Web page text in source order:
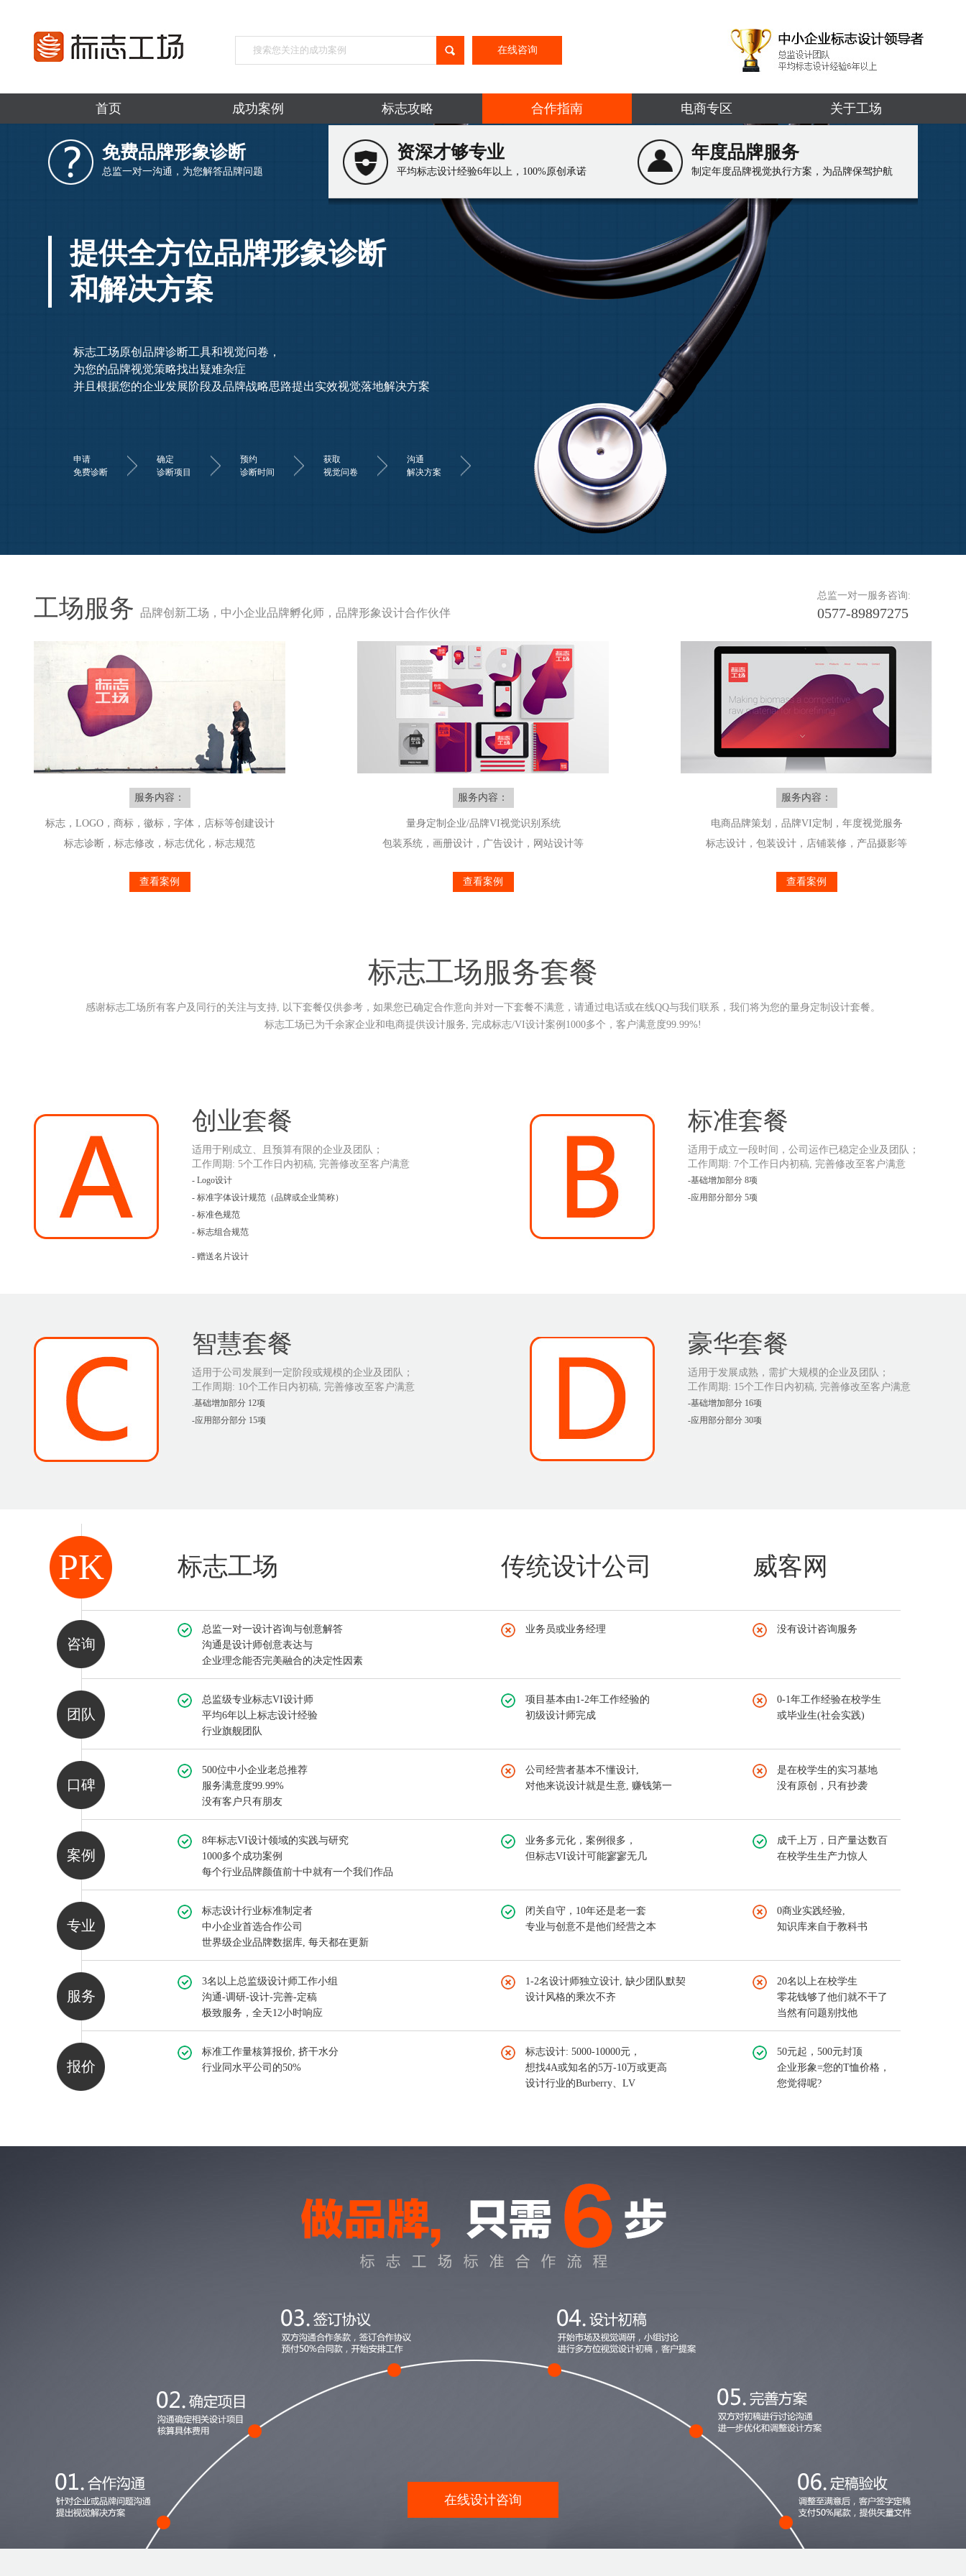
在线咨询
首页 成功案例 标志攻略 合作指南 电商专区 关于工场
免费品牌形象诊断
总监一对一沟通，为您解答品牌问题
资深才够专业
平均标志设计经验6年以上，100%原创承诺
年度品牌服务
制定年度品牌视觉执行方案，为品牌保驾护航
总监级设计团队
6年1000个原创成功案例
专业专注标志VI设计6年团队，只为企业品牌之路走出成功第一步
千位中小企业老总一致推荐，服务客户好评率99.99%
100%原创设计承诺，提案前必须工商注册审核
资深
才够专业
口碑
一致体检
案例
1000余个
承诺
100%原创
总监一对一服务咨询:
0577-89897275
工场服务 品牌创新工场，中小企业品牌孵化师，品牌形象设计合作伙伴
服务内容：
标志，LOGO，商标，徽标，字体，店标等创建设计
标志诊断，标志修改，标志优化，标志规范
查看案例
服务内容：
量身定制企业/品牌VI视觉识别系统
包装系统，画册设计，广告设计，网站设计等
查看案例
服务内容：
电商品牌策划，品牌VI定制，年度视觉服务
标志设计，包装设计，店铺装修，产品摄影等
查看案例
标志工场服务套餐
感谢标志工场所有客户及同行的关注与支持, 以下套餐仅供参考，如果您已确定合作意向并对一下套餐不满意，请通过电话或在线QQ与我们联系，我们将为您的量身定制设计套餐。
标志工场已为千余家企业和电商提供设计服务, 完成标志/VI设计案例1000多个，客户满意度99.99%!
创业套餐
适用于刚成立、且预算有限的企业及团队；
工作周期: 5个工作日内初稿, 完善修改至客户满意
- Logo设计
- 标准字体设计规范（品牌或企业简称）
- 标准色规范
- 标志组合规范
- 赠送名片设计
标准套餐
适用于成立一段时间，公司运作已稳定企业及团队；
工作周期: 7个工作日内初稿, 完善修改至客户满意
-基础增加部分 8项
-应用部分部分 5项
智慧套餐
适用于公司发展到一定阶段或规模的企业及团队；
工作周期: 10个工作日内初稿, 完善修改至客户满意
.基础增加部分 12项
-应用部分部分 15项
豪华套餐
适用于发展成熟，需扩大规模的企业及团队；
工作周期: 15个工作日内初稿, 完善修改至客户满意
-基础增加部分 16项
-应用部分部分 30项
PK 标志工场 传统设计公司 威客网
咨询
总监一对一设计咨询与创意解答
沟通是设计师创意表达与
企业理念能否完美融合的决定性因素
业务员或业务经理 没有设计咨询服务
团队
总监级专业标志VI设计师
平均6年以上标志设计经验
行业旗舰团队
项目基本由1-2年工作经验的
初级设计师完成
0-1年工作经验在校学生
或毕业生(社会实践)
口碑
500位中小企业老总推荐
服务满意度99.99%
没有客户只有朋友
公司经营者基本不懂设计,
对他来说设计就是生意, 赚钱第一
是在校学生的实习基地
没有原创，只有抄袭
案例
8年标志VI设计领域的实践与研究
1000多个成功案例
每个行业品牌颜值前十中就有一个我们作品
业务多元化，案例很多，
但标志VI设计可能寥寥无几
成千上万，日产量达数百
在校学生生产力惊人
专业
标志设计行业标准制定者
中小企业首选合作公司
世界级企业品牌数据库, 每天都在更新
闭关自守，10年还是老一套
专业与创意不是他们经营之本
0商业实践经验,
知识库来自于教科书
服务
3名以上总监级设计师工作小组
沟通-调研-设计-完善-定稿
极致服务，全天12小时响应
1-2名设计师独立设计, 缺少团队默契
设计风格的乘次不齐
20名以上在校学生
零花钱够了他们就不干了
当然有问题别找他
报价
标准工作量核算报价, 挤干水分
行业同水平公司的50%
标志设计: 5000-10000元，
想找4A或知名的5万-10万或更高
设计行业的Burberry、LV
50元起，500元封顶
企业形象=您的T恤价格，
您觉得呢?
在线设计咨询